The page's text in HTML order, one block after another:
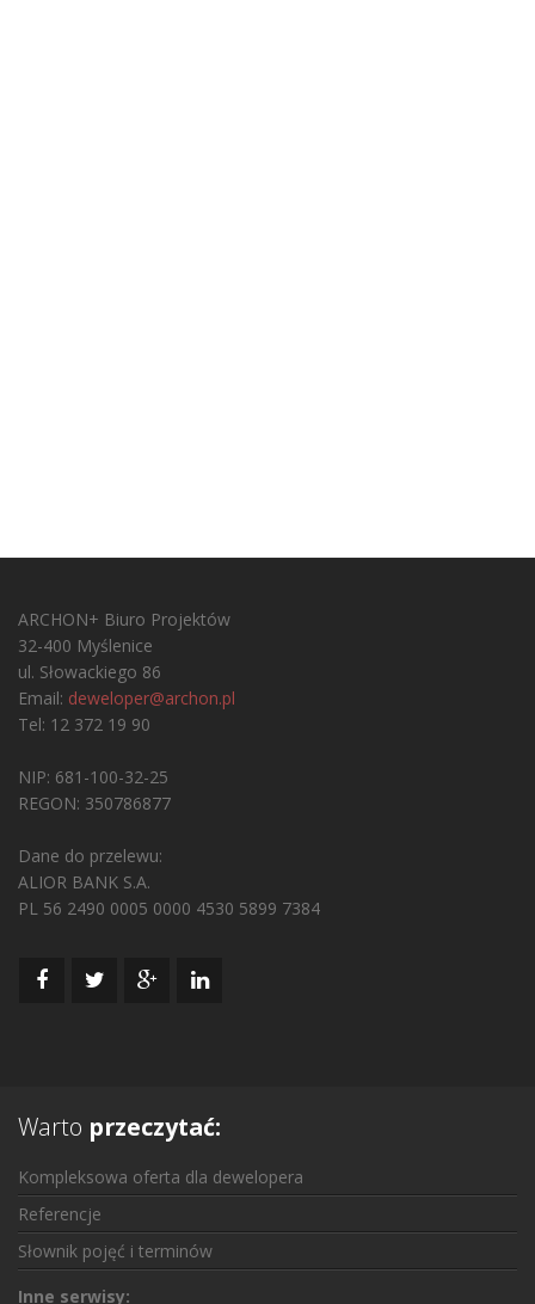
ARCHON+ Biuro Projektów
32-400 Myślenice
ul. Słowackiego 86
Email: deweloper@archon.pl
Tel: 12 372 19 90
NIP: 681-100-32-25
REGON: 350786877
Dane do przelewu:
ALIOR BANK S.A.
PL 56 2490 0005 0000 4530 5899 7384
Warto przeczytać:
Kompleksowa oferta dla dewelopera
Referencje
Słownik pojęć i terminów
Inne serwisy: